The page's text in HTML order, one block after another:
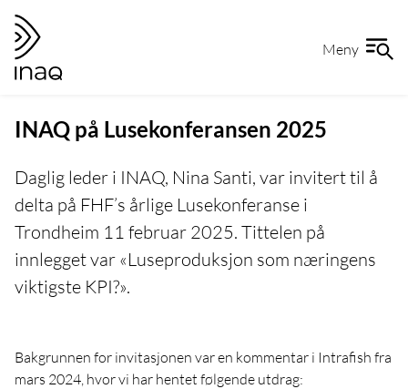
Gå
hovedinnhold
Meny
INAQ på Lusekonferansen 2025
Daglig leder i INAQ, Nina Santi, var invitert til å
delta på FHF’s årlige Lusekonferanse i
Trondheim 11 februar 2025. Tittelen på
innlegget var «Luseproduksjon som næringens
viktigste KPI?».
Bakgrunnen for invitasjonen var en kommentar i Intrafish fra
mars 2024, hvor vi har hentet følgende utdrag: